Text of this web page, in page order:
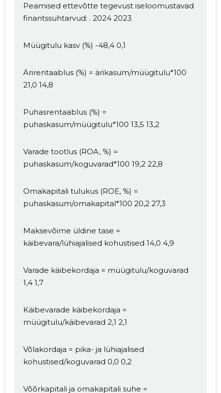
Peamised ettevõtte tegevust iseloomustavad
finantssuhtarvud: . 2024 2023
Müügitulu kasv (%) -48,4 0,1
Ärirentaablus (%) = ärikasum/müügitulu*100
21,0 14,8
Puhasrentaablus (%) =
puhaskasum/müügitulu*100 13,5 13,2
Varade tootlus (ROA, %) =
puhaskasum/koguvarad*100 19,2 22,8
Omakapitali tulukus (ROE, %) =
puhaskasum/omakapital*100 20,2 27,3
Maksevõime üldine tase =
käibevara/lühiajalised kohustised 14,0 4,9
Varade käibekordaja = müügitulu/koguvarad
1,4 1,7
Käibevarade käibekordaja =
müügitulu/käibevarad 2,1 2,1
Võlakordaja = pika- ja lühiajalised
kohustised/koguvarad 0,0 0,2
Võõrkapitali ja omakapitali suhe =
kirjeldust